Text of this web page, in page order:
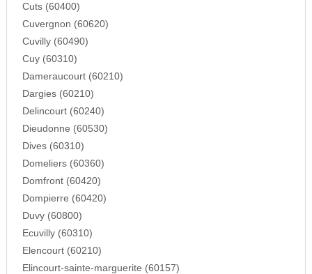
Cuts (60400)
Cuvergnon (60620)
Cuvilly (60490)
Cuy (60310)
Dameraucourt (60210)
Dargies (60210)
Delincourt (60240)
Dieudonne (60530)
Dives (60310)
Domeliers (60360)
Domfront (60420)
Dompierre (60420)
Duvy (60800)
Ecuvilly (60310)
Elencourt (60210)
Elincourt-sainte-marguerite (60157)